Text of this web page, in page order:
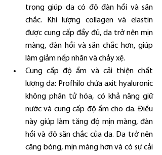
trọng giúp da có độ đàn hồi và săn
chắc. Khi lượng collagen và elastin
được cung cấp đầy đủ, da trở nên mịn
màng, đàn hồi và săn chắc hơn, giúp
làm giảm nếp nhăn và chảy xệ.
Cung cấp độ ẩm và cải thiện chất
lượng da: Profhilo chứa axit hyaluronic
không phân tử hóa, có khả năng giữ
nước và cung cấp độ ẩm cho da. Điều
này giúp làm tăng độ mịn màng, đàn
hồi và độ săn chắc của da. Da trở nên
căng bóng, mịn màng hơn và có sự cải